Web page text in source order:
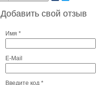
Добавить свой отзыв
Имя *
E-Mail
Введите код *